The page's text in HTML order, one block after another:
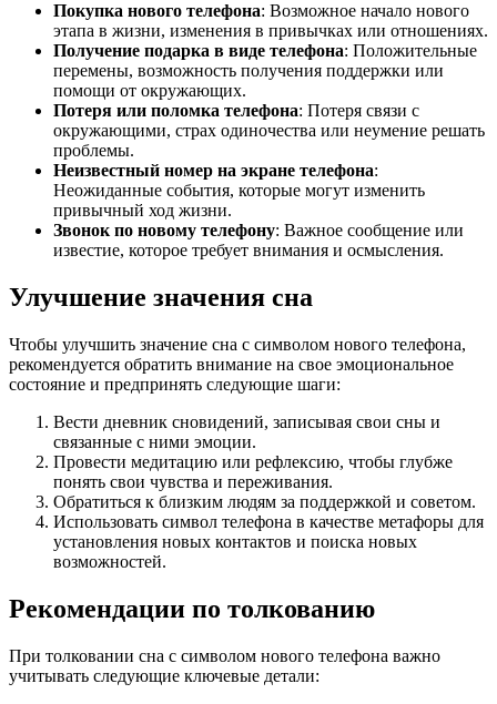
Покупка нового телефона: Возможное начало нового
этапа в жизни, изменения в привычках или отношениях.
Получение подарка в виде телефона: Положительные
перемены, возможность получения поддержки или
помощи от окружающих.
Потеря или поломка телефона: Потеря связи с
окружающими, страх одиночества или неумение решать
проблемы.
Неизвестный номер на экране телефона:
Неожиданные события, которые могут изменить
привычный ход жизни.
Звонок по новому телефону: Важное сообщение или
известие, которое требует внимания и осмысления.
Улучшение значения сна
Чтобы улучшить значение сна с символом нового телефона,
рекомендуется обратить внимание на свое эмоциональное
состояние и предпринять следующие шаги:
Вести дневник сновидений, записывая свои сны и
связанные с ними эмоции.
Провести медитацию или рефлексию, чтобы глубже
понять свои чувства и переживания.
Обратиться к близким людям за поддержкой и советом.
Использовать символ телефона в качестве метафоры для
установления новых контактов и поиска новых
возможностей.
Рекомендации по толкованию
При толковании сна с символом нового телефона важно
учитывать следующие ключевые детали: